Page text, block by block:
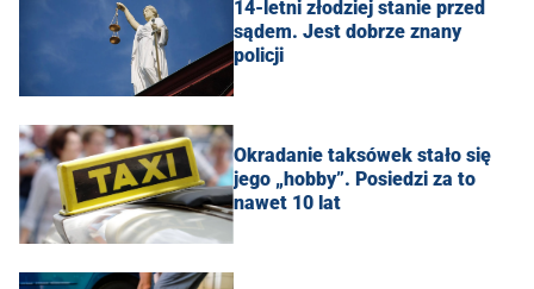
14-letni złodziej stanie przed
sądem. Jest dobrze znany
policji
Okradanie taksówek stało się
jego „hobby”. Posiedzi za to
nawet 10 lat